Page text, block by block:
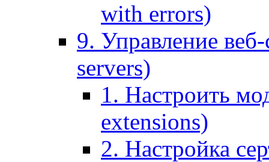
with errors)
9. Управление
servers)
1. Настроить
extensions)
2. Настройка